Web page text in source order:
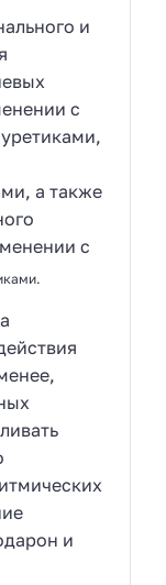
и
с
а также
с
и